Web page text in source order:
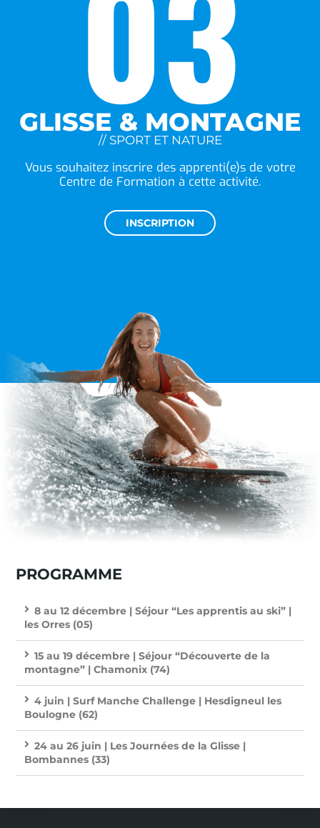
GLISSE & MONTAGNE
// SPORT ET NATURE
Vous souhaitez inscrire des apprenti(e)s de votre
Centre de Formation à cette activité.
INSCRIPTION
PROGRAMME
8 au 12 décembre | Séjour “Les apprentis au ski” |
les Orres (05)
15 au 19 décembre | Séjour “Découverte de la
montagne” | Chamonix (74)
4 juin | Surf Manche Challenge | Hesdigneul les
Boulogne (62)
24 au 26 juin | Les Journées de la Glisse |
Bombannes (33)